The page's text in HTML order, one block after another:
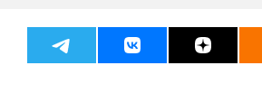
Контртеррористическая операция (КТО)
Новости Общество Безопасность